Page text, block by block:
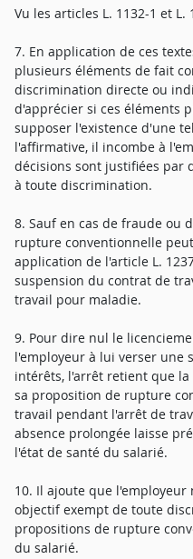
Vu les articles L. 1132-1 et
7. En application de ces
plusieurs éléments de fait
discrimination directe ou
d'apprécier si ces éléments
supposer l'existence d'une
l'affirmative, il incombe à
décisions sont justifiées par
à toute discrimination.
8. Sauf en cas de fraude ou
rupture conventionnelle
application de l'article L.
suspension du contrat de
travail pour maladie.
9. Pour dire nul le
l'employeur à lui verser une
intérêts, l'arrêt retient que
sa proposition de rupture
travail pendant l'arrêt de
absence prolongée laisse
l'état de santé du salarié.
10. Il ajoute que
objectif exempt de toute
propositions de rupture
du salarié.